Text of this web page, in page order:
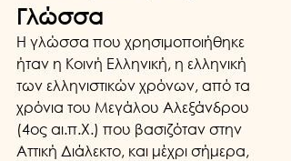
Γλώσσα
Η γλώσσα που χρησιμοποιήθηκε
ήταν η Κοινή Ελληνική, η ελληνική
των ελληνιστικών χρόνων, από τα
χρόνια του Μεγάλου Αλεξάνδρου
(4ος αι.π.Χ.) που βασιζόταν στην
Αττική Διάλεκτο, και μέχρι σήμερα,